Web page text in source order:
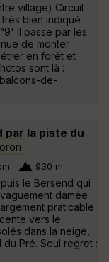
village) Circuit
bien indiqué
Il passe par les
de monter
en forêt et
sont là :
de-
par la piste du
930 m
le Bersend qui
damée
praticable
vers le
dans la neige,
Pré. Seul regret :